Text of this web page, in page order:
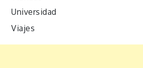
Universidad
Viajes